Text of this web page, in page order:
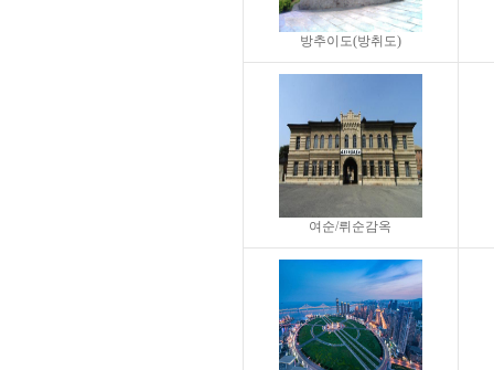
방추이도(방취도)
여순/뤼순감옥